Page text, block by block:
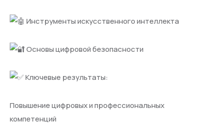
Инструменты искусственного интеллекта
Основы цифровой безопасности
Ключевые результаты:
Повышение цифровых и профессиональных
компетенций